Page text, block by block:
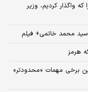
واگذار کردیم، وزیر
سید محمد خاتمی+ فیلم
هرمز
برخی مهمات «محدودتر»